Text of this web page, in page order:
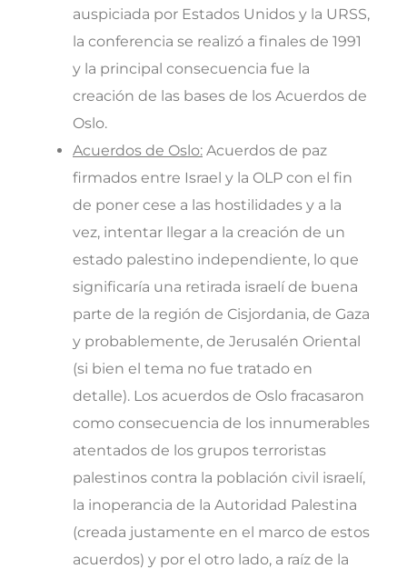
auspiciada por Estados Unidos y la URSS,
la conferencia se realizó a finales de 1991
y la principal consecuencia fue la
creación de las bases de los Acuerdos de
Oslo.
Acuerdos de Oslo: Acuerdos de paz
firmados entre Israel y la OLP con el fin
de poner cese a las hostilidades y a la
vez, intentar llegar a la creación de un
estado palestino independiente, lo que
significaría una retirada israelí de buena
parte de la región de Cisjordania, de Gaza
y probablemente, de Jerusalén Oriental
(si bien el tema no fue tratado en
detalle). Los acuerdos de Oslo fracasaron
como consecuencia de los innumerables
atentados de los grupos terroristas
palestinos contra la población civil israelí,
la inoperancia de la Autoridad Palestina
(creada justamente en el marco de estos
acuerdos) y por el otro lado, a raíz de la